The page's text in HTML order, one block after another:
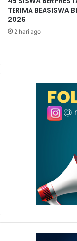
bangga karena
hasil sehingga
perusahaan energi
TERIMA BEASISWA
2026
2 hari ago